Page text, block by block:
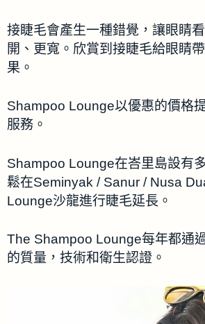
接睫毛會產生一種錯覺，讓眼睛
開、更寬。欣賞到接睫毛給眼睛
果。
Shampoo Lounge以優惠的價格
服務。
Shampoo Lounge在峇里島設有
鬆在Seminyak / Sanur / Nusa
Lounge沙龍進行睫毛延長。
The Shampoo Lounge每年都通
的質量，技術和衛生認證。